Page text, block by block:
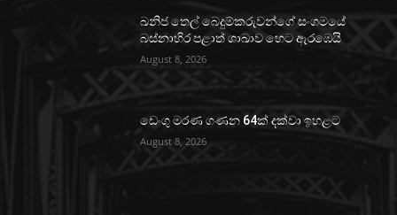
ඛනිජ තෙල් බෙදුම්කරුවන්ගේ සංගමයේ
බස්නාහිර පළාත් ශාඛාව හෙට ඇරඹෙයි
August 8, 2026
ඩෙංගු මරණ ගණන 64ක් දක්වා ඉහළට
August 8, 2026